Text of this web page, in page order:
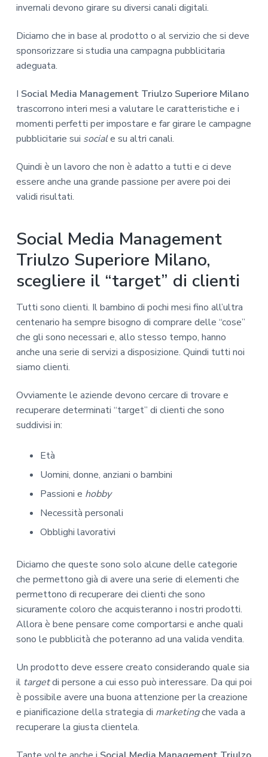
invernali devono girare su diversi canali digitali.
Diciamo che in base al prodotto o al servizio che si deve
sponsorizzare si studia una campagna pubblicitaria
adeguata.
I Social Media Management Triulzo Superiore Milano
trascorrono interi mesi a valutare le caratteristiche e i
momenti perfetti per impostare e far girare le campagne
pubblicitarie sui sociale su altri canali.
Quindi è un lavoro che non è adatto a tutti e ci deve
essere anche una grande passione per avere poi dei
validi risultati.
Social Media Management
Triulzo Superiore Milano,
scegliere il “target” di clienti
Tutti sono clienti. Il bambino di pochi mesi fino all’ultra
centenario ha sempre bisogno di comprare delle “cose”
che gli sono necessari e, allo stesso tempo, hanno
anche una serie di servizi a disposizione. Quindi tutti noi
siamo clienti.
Ovviamente le aziende devono cercare di trovare e
recuperare determinati “target” di clienti che sono
suddivisi in:
Età
Uomini, donne, anziani o bambini
Passioni e hobby
Necessità personali
Obblighi lavorativi
Diciamo che queste sono solo alcune delle categorie
che permettono già di avere una serie di elementi che
permettono di recuperare dei clienti che sono
sicuramente coloro che acquisteranno i nostri prodotti.
Allora è bene pensare come comportarsi e anche quali
sono le pubblicità che poteranno ad una valida vendita.
Un prodotto deve essere creato considerando quale sia
il targetdi persone a cui esso può interessare. Da qui poi
è possibile avere una buona attenzione per la creazione
e pianificazione della strategia di marketingche vada a
recuperare la giusta clientela.